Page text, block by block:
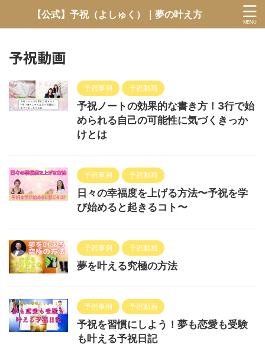
【公式】予祝（よしゅく）｜夢の叶え方
予祝動画
予祝事例 予祝動画
予祝ノートの効果的な書き方！3行で始
められる自己の可能性に気づくきっか
けとは
予祝事例 予祝動画
日々の幸福度を上げる方法〜予祝を学
び始めると起きるコト〜
予祝事例 予祝動画
夢を叶える究極の方法
予祝事例 予祝動画
予祝を習慣にしよう！夢も恋愛も受験
も叶える予祝日記